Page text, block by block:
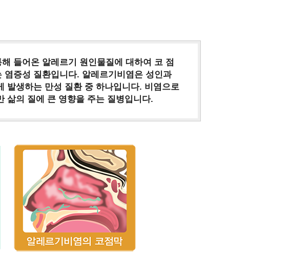
들어온 알레르기 원인물질에 대하여 코 점
염증성 질환입니다. 알레르기비염은 성인과
발생하는 만성 질환 중 하나입니다. 비염으로
삶의 질에 큰 영향을 주는 질병입니다.